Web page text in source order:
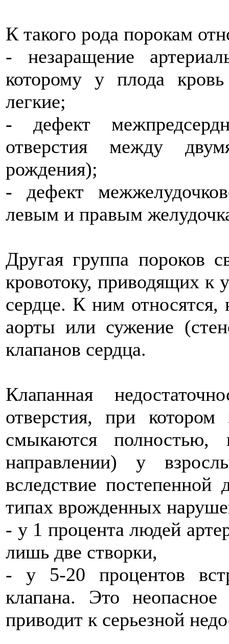
К такого рода порокам
- незаращение
которому у плода
легкие;
- дефект
отверстия между
рождения);
- дефект
левым и правым
Другая группа пороков
кровотоку, приводящих к
сердце. К ним относятся,
аорты или сужение
клапанов сердца.
Клапанная
отверстия, при
смыкаются полностью,
направлении) у
вследствие постепенной
типах врожденных
- у 1 процента людей
лишь две створки,
- у 5-20 процентов
клапана. Это
приводит к серьезной